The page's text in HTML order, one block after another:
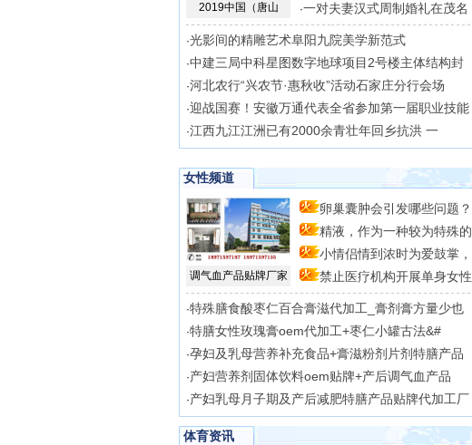
2019中国（唐山 ·一对夫妻汉式周制婚礼在茂名
·光影间的精雕艺术阜阳九院美学新范式
·中建三局中科星图数字地球项目2号楼主体结构封
·河北农行“兴农节·惠秋收”活动石家庄分行会场
·迎战国赛！安徽万通代表全省参加第一届职业技能
·江西九江江洲已有2000余青壮年回乡抗洪 一
女性频道
调气血产品贴牌厂家
卵巢囊肿会引发哪些问题？
自 精液，作为一种较为特殊的
体 小情侣情到浓时为爱鼓掌，
时 禁止医疗机构开展单身女性
冻
·特殊膳食酸枣仁百合膏滋代加工_膏剂膏方量少也
·特膳女性玫瑰膏oem代加工+枣仁小罐古法&#
·孕妇及乳母营养补充食品+膏滋粉剂片剂特膳产品
·产妇营养剂固体饮料oem贴牌+产后调气血产品
·产妇乳母月子期及产后减肥特膳产品贴牌代加工厂
体育资讯